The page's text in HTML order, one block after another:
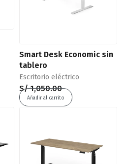
Smart Desk Economic sin
tablero
Escritorio eléctrico
S/1,050.00
Añadir al carrito